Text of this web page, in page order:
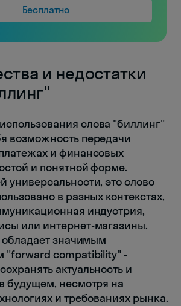
Бесплатно
и недостатки
слова "биллинг"
возможность передачи
и финансовых
и понятной форме.
универсальности, это слово
в разных контекстах,
индустрия,
или интернет-магазины.
обладает значимым
"forward compatibility" -
актуальность и
будущем, несмотря на
и требованиях рынка.